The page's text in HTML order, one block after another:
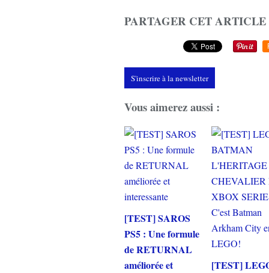
PARTAGER CET ARTICLE
S'inscrire à la newsletter
Vous aimerez aussi :
[TEST] SAROS
PS5 : Une formule
de RETURNAL
améliorée et
[TEST]